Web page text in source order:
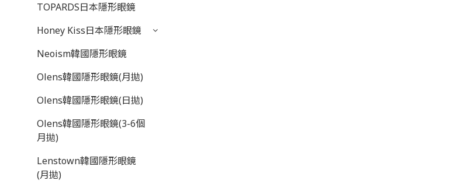
TOPARDS日本隱形眼鏡
Honey Kiss日本隱形眼鏡
Neoism韓國隱形眼鏡
Olens韓國隱形眼鏡(月拋)
Olens韓國隱形眼鏡(日拋)
Olens韓國隱形眼鏡(3-6個
月拋)
Lenstown韓國隱形眼鏡
(月拋)